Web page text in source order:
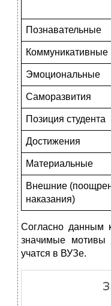
Познавательные
Коммуникативные
Эмоциональные
Саморазвития
Позиция студента
Достижения
Материальные
Внешние
наказания)
Согласно данным
значимые мотивы
учатся в ВУЗе.